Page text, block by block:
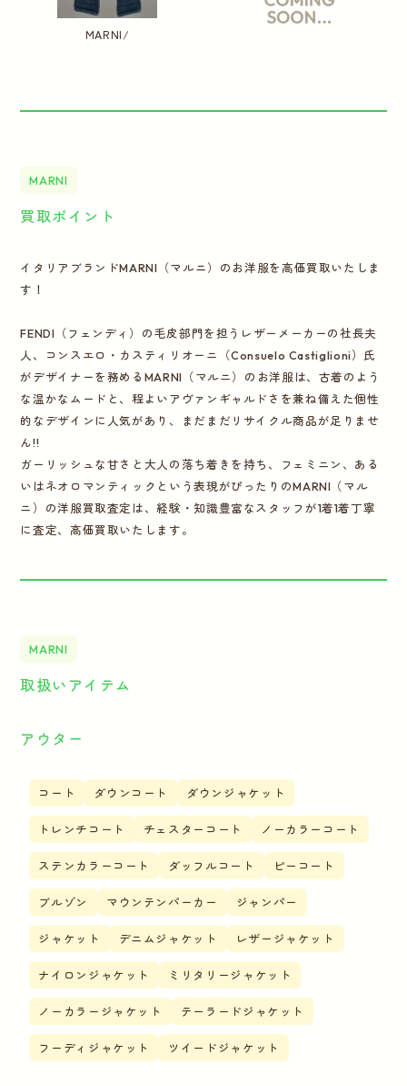
MARNI/
MARNI
買取ポイント
イタリアブランドMARNI（マルニ）のお洋服を高価買取いたしま
す！
FENDI（フェンディ）の毛皮部門を担うレザーメーカーの社長夫
人、コンスエロ・カスティリオーニ（Consuelo Castiglioni）氏
がデザイナーを務めるMARNI（マルニ）のお洋服は、古着のよう
な温かなムードと、程よいアヴァンギャルドさを兼ね備えた個性
的なデザインに人気があり、まだまだリサイクル商品が足りませ
ん!!
ガーリッシュな甘さと大人の落ち着きを持ち、フェミニン、ある
いはネオロマンティックという表現がぴったりのMARNI（マル
ニ）の洋服買取査定は、経験・知識豊富なスタッフが1着1着丁寧
に査定、高価買取いたします。
MARNI
取扱いアイテム
アウター
コート ダウンコート ダウンジャケット
トレンチコート チェスターコート ノーカラーコート
ステンカラーコート ダッフルコート ピーコート
ブルゾン マウンテンパーカー ジャンパー
ジャケット デニムジャケット レザージャケット
ナイロンジャケット ミリタリージャケット
ノーカラージャケット テーラードジャケット
フーディジャケット ツイードジャケット